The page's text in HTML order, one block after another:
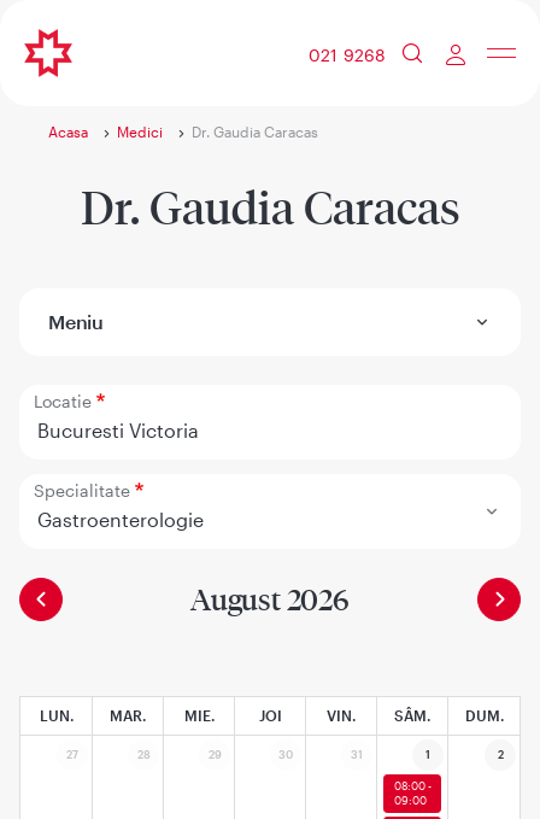
021 9268
Acasa Medici Dr. Gaudia Caracas
Dr. Gaudia Caracas
Meniu
Locatie
Bucuresti Victoria
Specialitate
Gastroenterologie
August 2026
LUN. MAR. MIE. JOI VIN. SÂM. DUM.
27 28 29 30 31 1 2
08:00 -
09:00